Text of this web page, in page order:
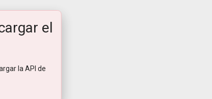
el
la API de